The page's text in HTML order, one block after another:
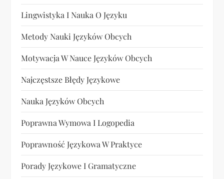
Lingwistyka I Nauka O Języku
Metody Nauki Języków Obcych
Motywacja W Nauce Języków Obcych
Najczęstsze Błędy Językowe
Nauka Języków Obcych
Poprawna Wymowa I Logopedia
Poprawność Językowa W Praktyce
Porady Językowe I Gramatyczne